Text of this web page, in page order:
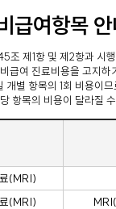
급여항목 안
조 제1항 및 제2항과 시
급여 진료비용을 고지하
개별 항목의 1회 비용이
항목의 비용이 달라질
(MRI)
(MRI)